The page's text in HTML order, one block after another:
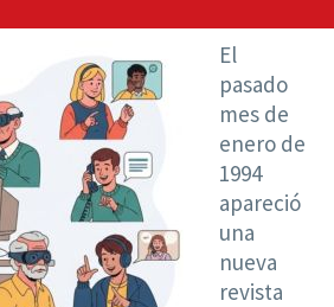
El
pasado
mes de
enero de
1994
apareció
una
nueva
revista